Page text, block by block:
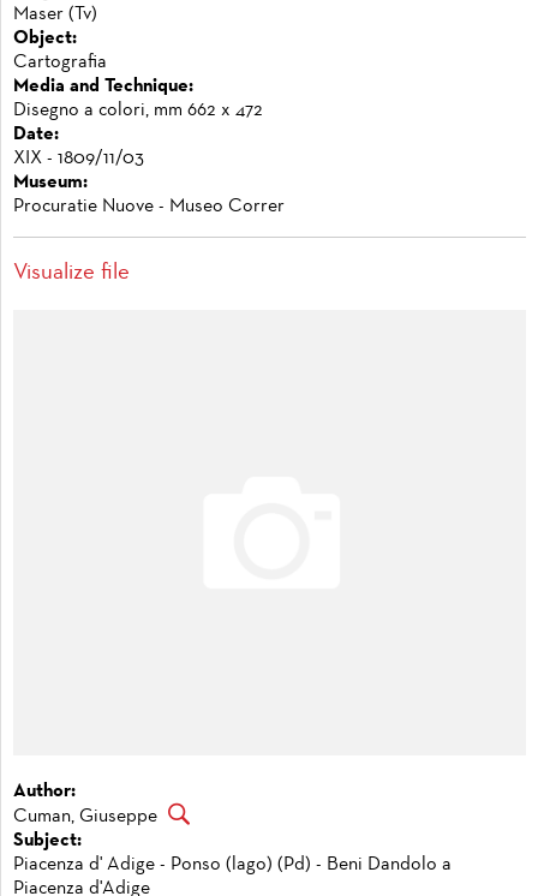
Maser (Tv)
Object:
Cartografia
Media and Technique:
Disegno a colori, mm 662 x 472
Date:
XIX - 1809/11/03
Museum:
Procuratie Nuove - Museo Correr
Visualize file
Author:
Cuman, Giuseppe
Subject:
Piacenza d' Adige - Ponso (lago) (Pd) - Beni Dandolo a
Piacenza d'Adige